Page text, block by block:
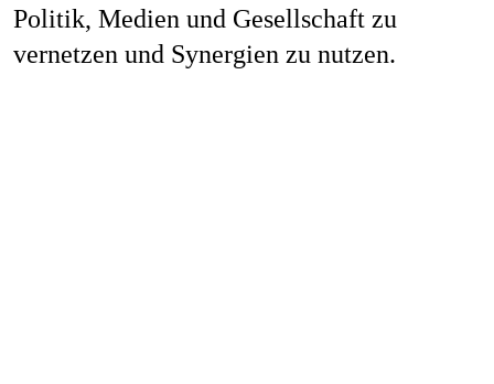
Politik, Medien und Gesellschaft zu
vernetzen und Synergien zu nutzen.